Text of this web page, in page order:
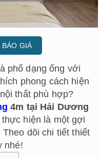
BÁO GIÁ
phố dạng ống với
phong cách hiện
thất phù hợp?
4m tại Hải Dương
hiện là một gợi
dõi chi tiết thiết
nhé!